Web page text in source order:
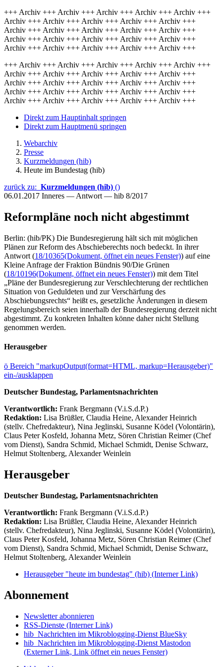
+++ Archiv +++ Archiv +++ Archiv +++ Archiv +++ Archiv +++
Archiv +++ Archiv +++ Archiv +++ Archiv +++ Archiv +++
Archiv +++ Archiv +++ Archiv +++ Archiv +++ Archiv +++
Archiv +++ Archiv +++ Archiv +++ Archiv +++ Archiv +++
Archiv +++ Archiv +++ Archiv +++ Archiv +++ Archiv +++
+++ Archiv +++ Archiv +++ Archiv +++ Archiv +++ Archiv +++
Archiv +++ Archiv +++ Archiv +++ Archiv +++ Archiv +++
Archiv +++ Archiv +++ Archiv +++ Archiv +++ Archiv +++
Archiv +++ Archiv +++ Archiv +++ Archiv +++ Archiv +++
Archiv +++ Archiv +++ Archiv +++ Archiv +++ Archiv +++
Direkt zum Hauptinhalt springen
Direkt zum Hauptmenü springen
Webarchiv
Presse
Kurzmeldungen (hib)
Heute im Bundestag (hib)
zurück zu: Kurzmeldungen (hib) ()
06.01.2017 Inneres — Antwort — hib 8/2017
Reformpläne noch nicht abgestimmt
Berlin: (hib/PK) Die Bundesregierung hält sich mit möglichen
Plänen zur Reform des Abschieberechts noch bedeckt. In ihrer
Antwort (18/10365(Dokument, öffnet ein neues Fenster)) auf eine
Kleine Anfrage der Fraktion Bündnis 90/Die Grünen
(18/10196(Dokument, öffnet ein neues Fenster)) mit dem Titel
„Pläne der Bundesregierung zur Verschlechterung der rechtlichen
Situation von Geduldeten und zur Verschärfung des
Abschiebungsrechts“ heißt es, gesetzliche Änderungen in diesem
Regelungsbereich seien innerhalb der Bundesregierung derzeit nicht
abgestimmt. Zu konkreten Inhalten könne daher nicht Stellung
genommen werden.
Herausgeber
ö Bereich "markupOutput(format=HTML, markup=Herausgeber)"
ein-/ausklappen
Deutscher Bundestag, Parlamentsnachrichten
Verantwortlich: Frank Bergmann (V.i.S.d.P.)
Redaktion: Lisa Brüßler, Claudia Heine, Alexander Heinrich
(stellv. Chefredakteur), Nina Jeglinski, Susanne Ködel (Volontärin),
Claus Peter Kosfeld, Johanna Metz, Sören Christian Reimer (Chef
vom Dienst), Sandra Schmid, Michael Schmidt, Denise Schwarz,
Helmut Stoltenberg, Alexander Weinlein
Herausgeber
Deutscher Bundestag, Parlamentsnachrichten
Verantwortlich: Frank Bergmann (V.i.S.d.P.)
Redaktion: Lisa Brüßler, Claudia Heine, Alexander Heinrich
(stellv. Chefredakteur), Nina Jeglinski, Susanne Ködel (Volontärin),
Claus Peter Kosfeld, Johanna Metz, Sören Christian Reimer (Chef
vom Dienst), Sandra Schmid, Michael Schmidt, Denise Schwarz,
Helmut Stoltenberg, Alexander Weinlein
Herausgeber "heute im bundestag" (hib) (Interner Link)
Abonnement
Newsletter abonnieren
RSS-Dienste (Interner Link)
hib_Nachrichten im Mikroblogging-Dienst BlueSky
hib_Nachrichten im Mikroblogging-Dienst Mastodon
(Externer Link, Link öffnet ein neues Fenster)